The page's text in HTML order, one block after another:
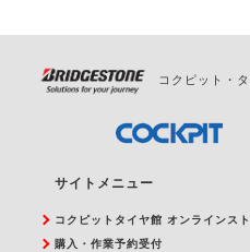
コクピット・
サイトメニュー
コクピットタイヤ館 オンラインス
購入・作業予約受付